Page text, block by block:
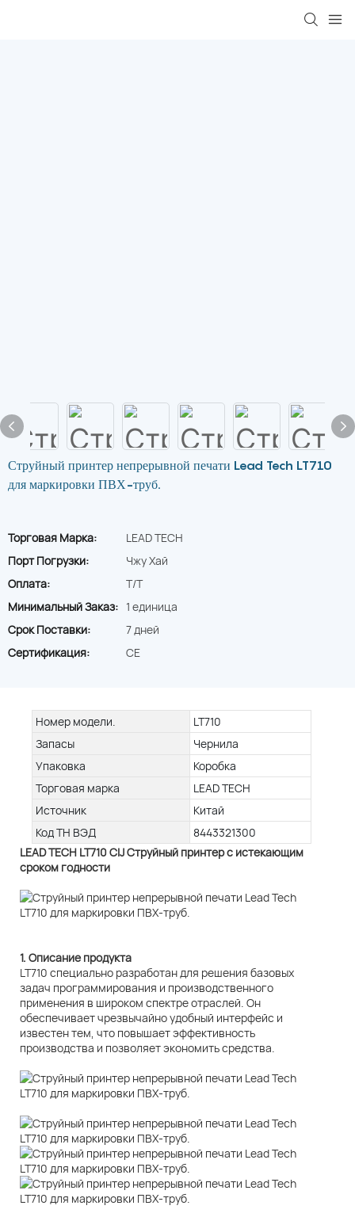
Струйный принтер непрерывной печати Lead Tech LT710
для маркировки ПВХ-труб.
Торговая Марка:
LEAD TECH
Порт Погрузки:
Чжу Хай
Оплата:
T/T
Минимальный Заказ: 1 единица
Срок Поставки:
7 дней
Сертификация:
CE
Номер модели.
LT710
Запасы
Чернила
Упаковка
Коробка
Торговая марка
LEAD TECH
Источник
Китай
Код ТН ВЭД
8443321300
LEAD TECH LT710 CIJ Струйный принтер с истекающим
сроком годности
1. Описание продукта
LT710 специально разработан для решения базовых
задач программирования и производственного
применения в широком спектре отраслей. Он
обеспечивает чрезвычайно удобный интерфейс и
известен тем, что повышает эффективность
производства и позволяет экономить средства.